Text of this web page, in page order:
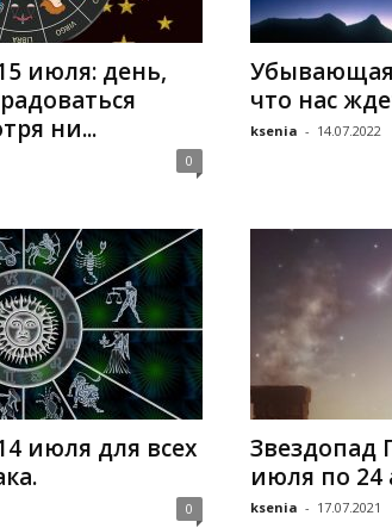
июля: день,
ни...
0
Убывающая
что нас
ksenia - 14.07.2022
июля для всех
0
Звездопад
июля по 24
ksenia - 17.07.2021